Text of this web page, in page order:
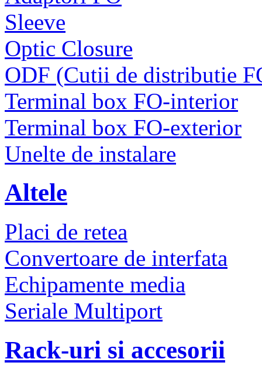
Sleeve
Optic Closure
ODF (Cutii de distributie
Terminal box FO-interior
Terminal box FO-exterior
Unelte de instalare
Altele
Placi de retea
Convertoare de interfata
Echipamente media
Seriale Multiport
Rack-uri si accesorii